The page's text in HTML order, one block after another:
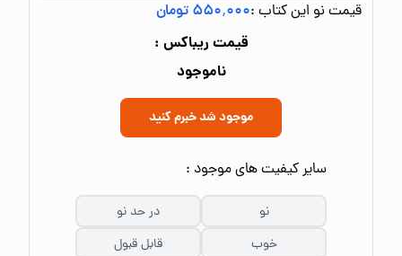
قیمت نو این کتاب :۵۵۰٬۰۰۰ تومان
قیمت ریباکس :
ناموجود
موجود شد خبرم کنید
سایر کیفیت های موجود :
نو
در حد نو
خوب
قابل قبول